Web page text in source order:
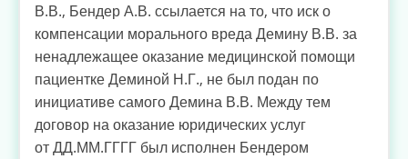
В.В., Бендер А.В. ссылается на то, что иск о
компенсации морального вреда Демину В.В. за
ненадлежащее оказание медицинской помощи
пациентке Деминой Н.Г., не был подан по
инициативе самого Демина В.В. Между тем
договор на оказание юридических услуг
от ДД.ММ.ГГГГ был исполнен Бендером